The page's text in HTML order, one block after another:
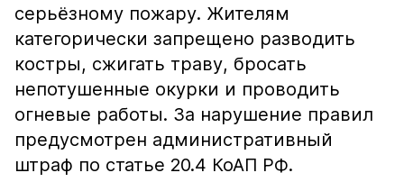
серьёзному пожару. Жителям
категорически запрещено разводить
костры, сжигать траву, бросать
непотушенные окурки и проводить
огневые работы. За нарушение правил
предусмотрен административный
штраф по статье 20.4 КоАП РФ.